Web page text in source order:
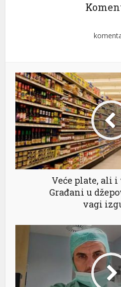
Veće plate, ali i
Građani u
vagi